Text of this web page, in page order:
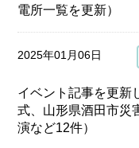
電所一覧を更新）
2025年01月06日
イベント記事を更新
式、山形県酒田市災
演など12件）